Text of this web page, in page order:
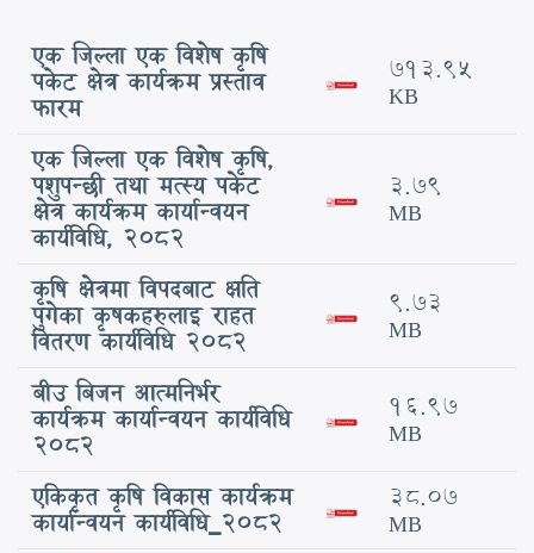
एक जिल्ला एक विशेष कृषि
पकेट क्षेत्र कार्यक्रम प्रस्ताव
फारम
713.95
KB
एक जिल्ला एक विशेष कृषि,
पशुपन्छी तथा मत्स्य पकेट
क्षेत्र कार्यक्रम कार्यान्वयन
कार्यविधि, २०८२
3.79
MB
कृषि क्षेत्रमा विपदबाट क्षति
पुगेका कृषकहरुलाइ राहत
वितरण कार्यविधि 2082
9.73
MB
बीउ बिजन आत्मनिर्भर
कार्यक्रम कार्यान्वयन कार्यविधि
2082
16.97
MB
एकिकृत कृषि विकास कार्यक्रम
कार्यान्वयन कार्यविधि_2082
38.07
MB